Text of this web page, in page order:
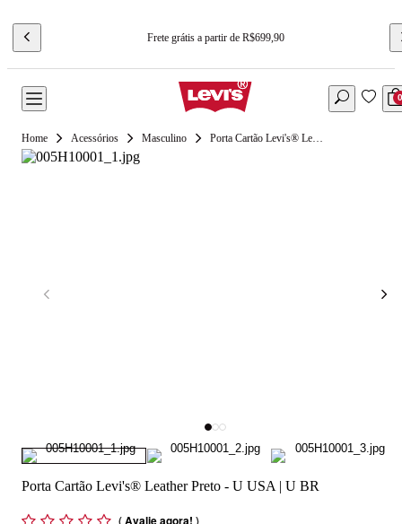
Frete grátis a partir de R$699,90
0
Acessórios Masculino Porta Cartão Levi's® Leather Preto - U USA | U BR
Porta Cartão Levi's® Leather Preto - U USA | U BR
(Avalie agora! )